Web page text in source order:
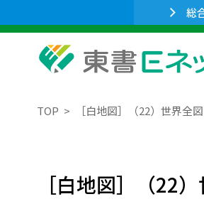
総
TOP ［白地図］（22）世界全
［白地図］（22